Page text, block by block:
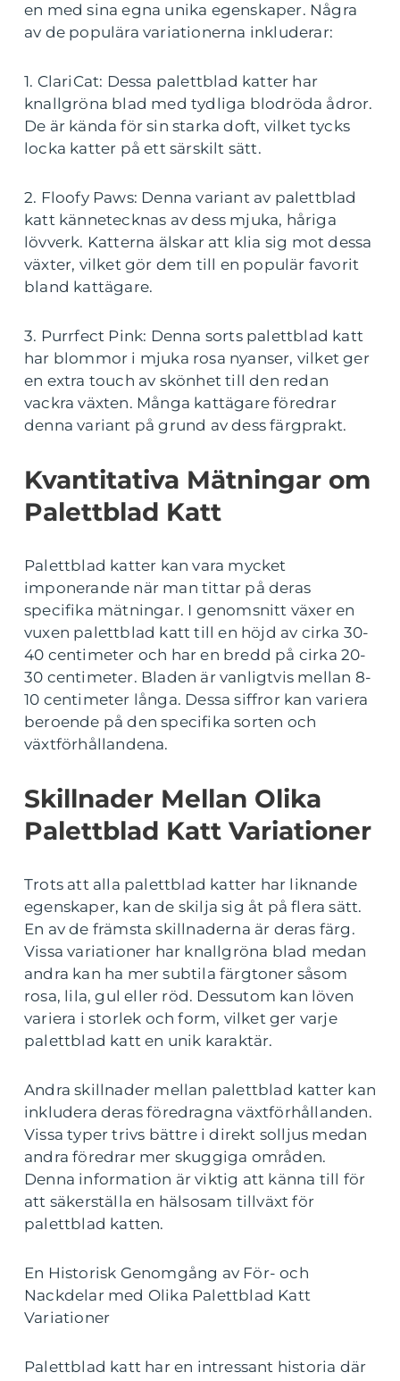
en med sina egna unika egenskaper. Några
av de populära variationerna inkluderar:
1. ClariCat: Dessa palettblad katter har
knallgröna blad med tydliga blodröda ådror.
De är kända för sin starka doft, vilket tycks
locka katter på ett särskilt sätt.
2. Floofy Paws: Denna variant av palettblad
katt kännetecknas av dess mjuka, håriga
lövverk. Katterna älskar att klia sig mot dessa
växter, vilket gör dem till en populär favorit
bland kattägare.
3. Purrfect Pink: Denna sorts palettblad katt
har blommor i mjuka rosa nyanser, vilket ger
en extra touch av skönhet till den redan
vackra växten. Många kattägare föredrar
denna variant på grund av dess färgprakt.
Kvantitativa Mätningar om
Palettblad Katt
Palettblad katter kan vara mycket
imponerande när man tittar på deras
specifika mätningar. I genomsnitt växer en
vuxen palettblad katt till en höjd av cirka 30-
40 centimeter och har en bredd på cirka 20-
30 centimeter. Bladen är vanligtvis mellan 8-
10 centimeter långa. Dessa siffror kan variera
beroende på den specifika sorten och
växtförhållandena.
Skillnader Mellan Olika
Palettblad Katt Variationer
Trots att alla palettblad katter har liknande
egenskaper, kan de skilja sig åt på flera sätt.
En av de främsta skillnaderna är deras färg.
Vissa variationer har knallgröna blad medan
andra kan ha mer subtila färgtoner såsom
rosa, lila, gul eller röd. Dessutom kan löven
variera i storlek och form, vilket ger varje
palettblad katt en unik karaktär.
Andra skillnader mellan palettblad katter kan
inkludera deras föredragna växtförhållanden.
Vissa typer trivs bättre i direkt solljus medan
andra föredrar mer skuggiga områden.
Denna information är viktig att känna till för
att säkerställa en hälsosam tillväxt för
palettblad katten.
En Historisk Genomgång av För- och
Nackdelar med Olika Palettblad Katt
Variationer
Palettblad katt har en intressant historia där